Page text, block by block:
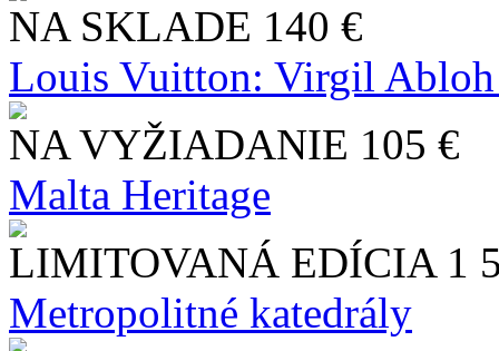
NA SKLADE 140 €
Louis Vuitton: Virgil
NA VYŽIADANIE 105 €
Malta Heritage
LIMITOVANÁ EDÍCIA 1
Metropolitné katedrály